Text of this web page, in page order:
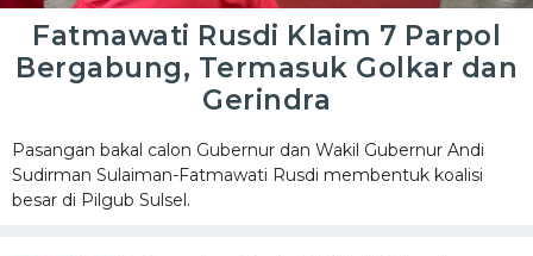
Fatmawati Rusdi Klaim 7 Parpol
Bergabung, Termasuk Golkar dan
Gerindra
Pasangan bakal calon Gubernur dan Wakil Gubernur Andi
Sudirman Sulaiman-Fatmawati Rusdi membentuk koalisi
besar di Pilgub Sulsel.